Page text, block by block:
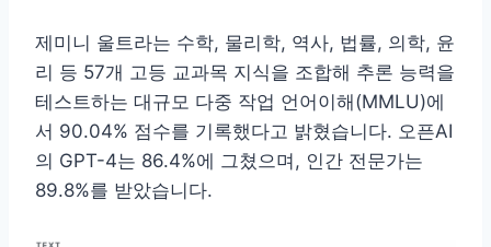
제미니 울트라는 수학, 물리학, 역사, 법률, 의학, 윤
리 등 57개 고등 교과목 지식을 조합해 추론 능력을
테스트하는 대규모 다중 작업 언어이해(MMLU)에
서 90.04% 점수를 기록했다고 밝혔습니다. 오픈AI
의 GPT-4는 86.4%에 그쳤으며, 인간 전문가는
89.8%를 받았습니다.